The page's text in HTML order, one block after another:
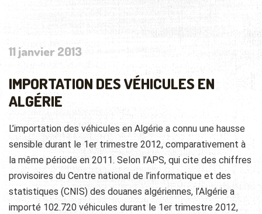
11 janvier 2013
IMPORTATION DES VÉHICULES EN
ALGÉRIE
L’importation des véhicules en Algérie a connu une hausse
sensible durant le 1er trimestre 2012, comparativement à
la même période en 2011. Selon l’APS, qui cite des chiffres
provisoires du Centre national de l’informatique et des
statistiques (CNIS) des douanes algériennes, l’Algérie a
importé 102.720 véhicules durant le 1er trimestre 2012,